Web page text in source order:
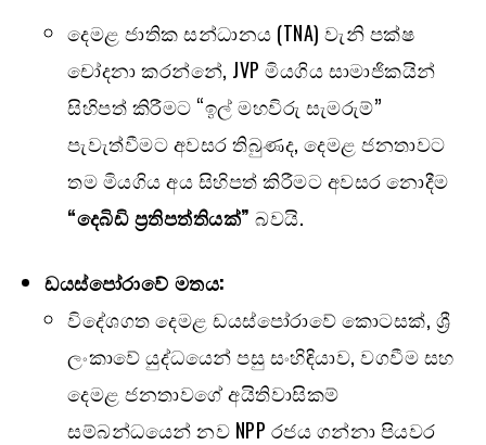
දෙමළ ජාතික සන්ධානය (TNA) වැනි පක්ෂ
චෝදනා කරන්නේ, JVP මියගිය සාමාජිකයින්
සිහිපත් කිරීමට “ඉල් මහවිරු සැමරුම්”
පැවැත්වීමට අවසර තිබුණද, දෙමළ ජනතාවට
තම මියගිය අය සිහිපත් කිරීමට අවසර නොදීම
“දෙබිඩි ප්‍රතිපත්තියක්” බවයි.
ඩයස්පෝරාවේ මතය:
විදේශගත දෙමළ ඩයස්පෝරාවේ කොටසක්, ශ්‍රී
ලංකාවේ යුද්ධයෙන් පසු සංහිඳියාව, වගවීම සහ
දෙමළ ජනතාවගේ අයිතිවාසිකම්
සම්බන්ධයෙන් නව NPP රජය ගන්නා පියවර